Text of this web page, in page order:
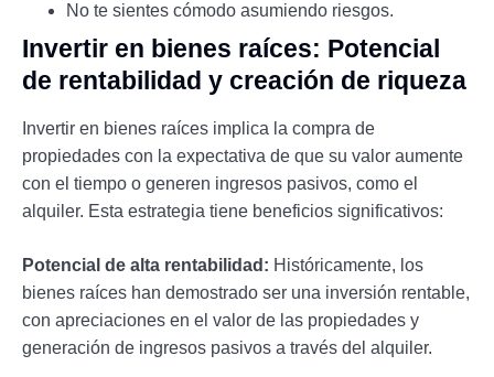
No te sientes cómodo asumiendo riesgos.
Invertir en bienes raíces: Potencial
de rentabilidad y creación de riqueza
Invertir en bienes raíces implica la compra de
propiedades con la expectativa de que su valor aumente
con el tiempo o generen ingresos pasivos, como el
alquiler. Esta estrategia tiene beneficios significativos:
Potencial de alta rentabilidad: Históricamente, los
bienes raíces han demostrado ser una inversión rentable,
con apreciaciones en el valor de las propiedades y
generación de ingresos pasivos a través del alquiler.